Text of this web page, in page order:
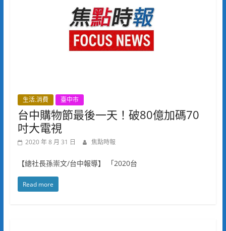
生活.消費 臺中市
台中購物節最後一天！破80億加碼70
吋大電視
2020 年 8 月 31 日 焦點時報
【總社長孫崇文/台中報導】 「2020台
Read more